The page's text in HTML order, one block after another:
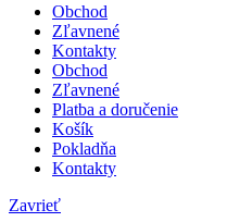
Obchod
Zľavnené
Kontakty
Obchod
Zľavnené
Platba a doručenie
Košík
Pokladňa
Kontakty
Zavrieť